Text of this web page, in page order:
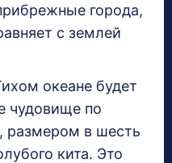
города,
с землей
океане будет
чудовище по
размером в шесть
кита. Это